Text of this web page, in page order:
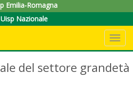
Emilia-Romagna
Uisp Nazionale
del settore grandetà